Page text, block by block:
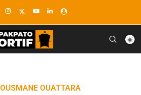
OUSMANE OUATTARA